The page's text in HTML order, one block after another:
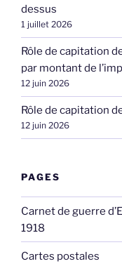
dessus
1 juillet 2026
Rôle de capitation
par montant de
12 juin 2026
Rôle de capitation
12 juin 2026
PAGES
Carnet de guerre
1918
Cartes postales